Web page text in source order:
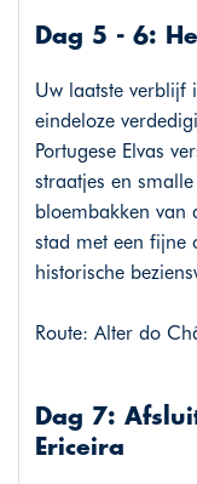
Dag 5 - 6:
Uw laatste verblijf
eindeloze
Portugese Elvas
straatjes en
bloembakken van
stad met een fijne
historische
Route: Alter do
Dag 7:
Ericeira